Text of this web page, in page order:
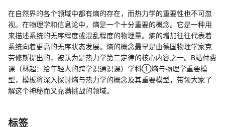
在自然界的各个领域中都有熵的存在，而热力学的重要性也不可忽
视。在物理学和信息论中，熵是一个十分重要的概念。它是一种用
来描述系统的无序程度或混乱程度的物理量。熵的增加往往代表着
系统向着更高的无序状态发展。熵的概念最早是由德国物理学家克
劳修斯提出的，被认为是热力学第二定律的核心内容之一。B站付费
课（林超：给年轻人的跨学识通识课）学科①熵与物理学重要模
型，模板将深入探讨熵与热力学的概念及其重要模型，带领大家了
解这个神秘而又充满挑战的领域。
标签